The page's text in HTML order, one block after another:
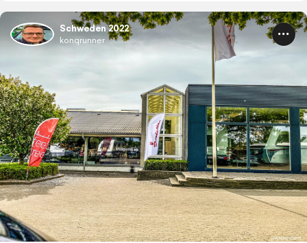
Schweden 2022
konqrunner